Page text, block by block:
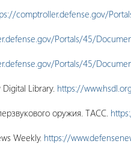
comptroller.defense.gov/
Portals/45/
Portals/45/
Library. https://
оружия. ТАСС.
Weekly. https://